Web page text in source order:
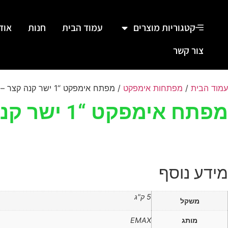
קטגוריות מוצרים עמוד הבית חנות
צור קשר
עמוד הבית / מפתחות אימפקט / מפתח אימפקט “1 ישר קנה קצר – קל משקל
מפתח אימפקט “1 ישר קנה קצר – קל משקל
מידע נוסף
משקל 5 ק"ג
מותג EMAX